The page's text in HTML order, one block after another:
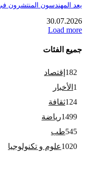
يعد المهندسون المنتشرون
30.07.2026
Load more
جميع الفئات
إقتصاد 182
الأخبار 1
ثقافة124
رياضة1499
طب545
علوم و تكنولوجيا1020